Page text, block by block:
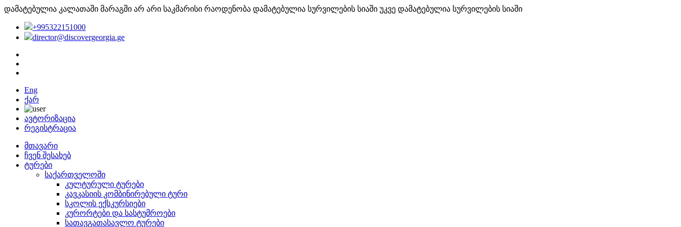
დამატებულია კალათაში მარაგში არ არი საკმარისი რაოდენობა დამატებულია სურვილების სიაში უკვე დამატებულია სურვილების სიაში
+995322151000
director@discovergeorgia.ge
Eng
ქარ
ავტორიზაცია
რეგისტრაცია
მთავარი
ჩვენ შესახებ
ტურები
საქართველოში
კულტურული ტურები
კავკასიის კომბინირებული ტური
სკოლის ექსკურსიები
კურორტები და სასტუმროები
სათავგათასავლო ტურები